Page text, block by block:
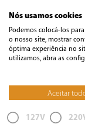
127V
Cozinha
Informática
Nós usamos cookies
Podemos colocá-los
o nosso site, mostrar
óptima experiência no
utilizamos, abra as
Aceitar
Não,